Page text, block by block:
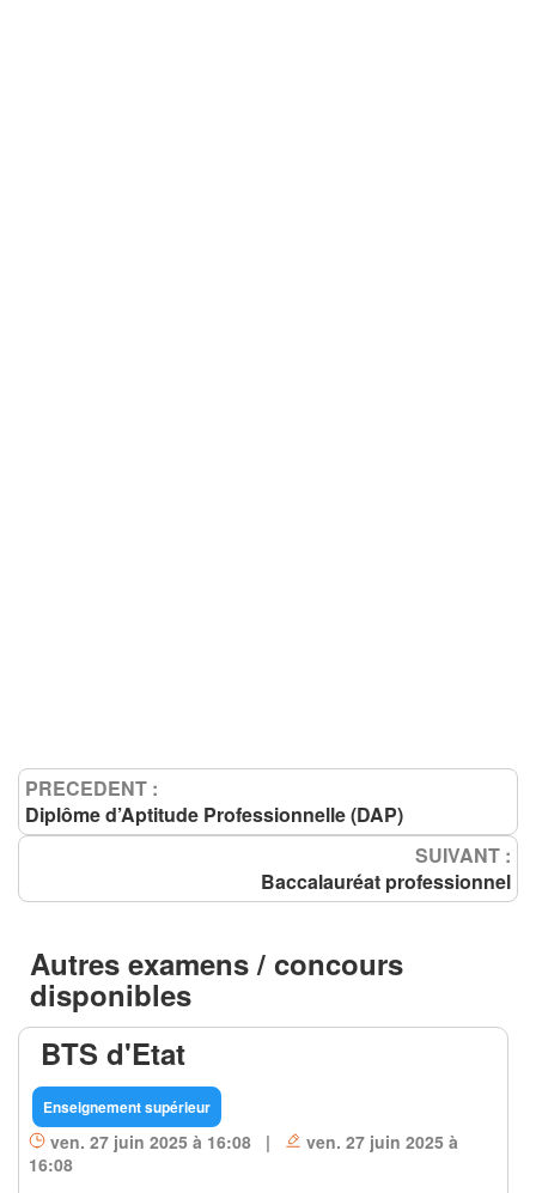
PRECEDENT :
Diplôme d’Aptitude Professionnelle (DAP)
SUIVANT :
Baccalauréat professionnel
Autres examens / concours
disponibles
BTS d'Etat
Enseignement supérieur
ven. 27 juin 2025 à 16:08 |
ven. 27 juin 2025 à
16:08